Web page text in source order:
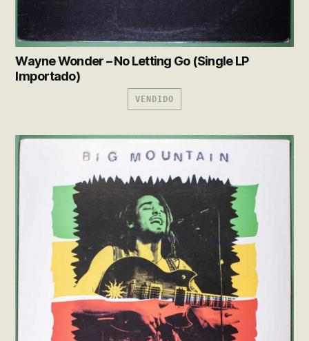
Wayne Wonder – No Letting Go (Single LP
Importado)
VENDIDO